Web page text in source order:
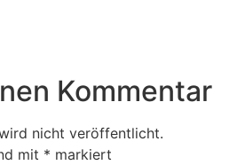
Kommentar
nicht veröffentlicht.
mit * markiert